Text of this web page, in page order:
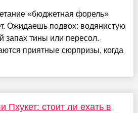
«бюджетная форель»
Ожидаешь подвох: водянистую
запах тины или пересол.
приятные сюрпризы, когда
Пхукет: стоит ли ехать в